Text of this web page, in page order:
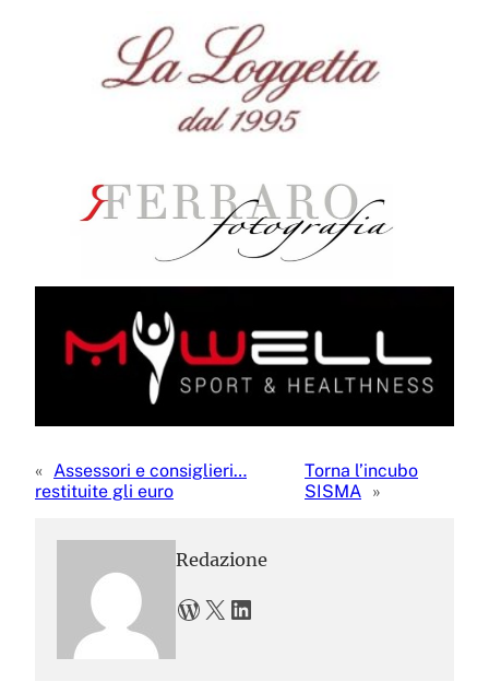
« Assessori e consiglieri…
restituite gli euro
Torna l’incubo
SISMA »
Redazione
WordPress X LinkedIn